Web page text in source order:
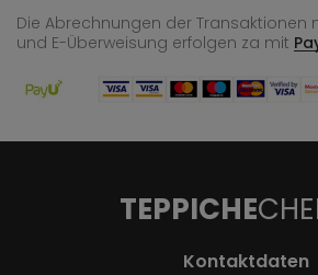
Die Abrechnungen der Transaktionen
und E-Überweisung erfolgen za mit
TEPPICHE
Kontaktdaten